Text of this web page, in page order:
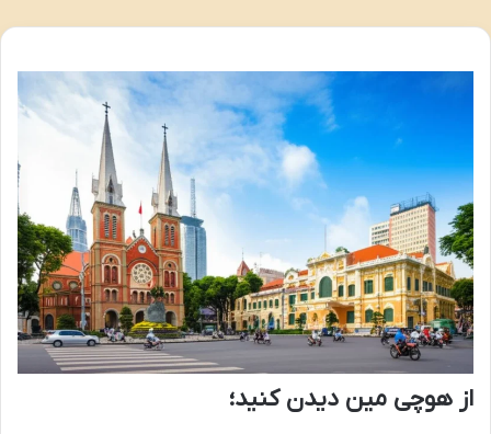
از هوچی مین دیدن کنید؛